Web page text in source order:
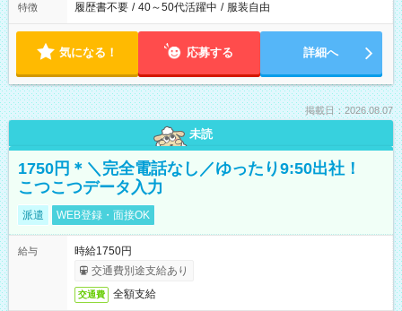
特徴 履歴書不要 / 40～50代活躍中 / 服装自由
気になる！ 応募する 詳細へ
掲載日：2026.08.07
未読
1750円＊＼完全電話なし／ゆったり9:50出社！
こつこつデータ入力
派遣 WEB登録・面接OK
給与
時給1750円
交通費別途支給あり
交通費 全額支給